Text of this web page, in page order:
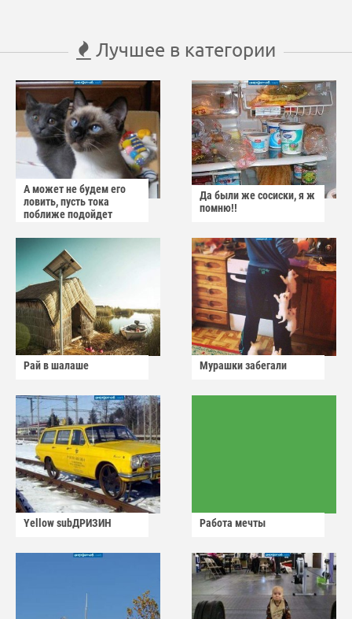
Лучшее в категории
А может не будем его
ловить, пусть тока
поближе подойдет
Да были же сосиски, я ж
помню!!
Рай в шалаше Мурашки забегали
Yellow subДРИЗИН Работа мечты